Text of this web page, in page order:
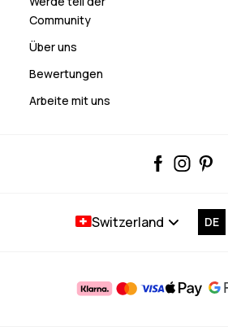
Community
Über uns
Bewertungen
Arbeite mit uns
DE
Switzerland